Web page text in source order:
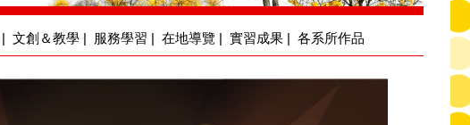
| 文創＆教學 | 服務學習 | 在地導覽 | 實習成果 | 各系所作品